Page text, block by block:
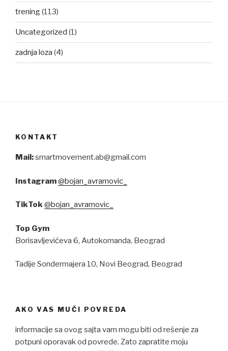
trening(113)
Uncategorized (1)
zadnja loza (4)
KONTAKT
Mail:smartmovement.ab@gmail.com
Instagram@bojan_avramovic_
TikTok@bojan_avramovic_
Top Gym
Borisavljevićeva 6, Autokomanda, Beograd
Tadije Sondermajera 10, Novi Beograd, Beograd
AKO VAS MUČI POVREDA
informacije sa ovog sajta vam mogu biti od rešenje za
potpuni oporavak od povrede. Zato zapratite moju